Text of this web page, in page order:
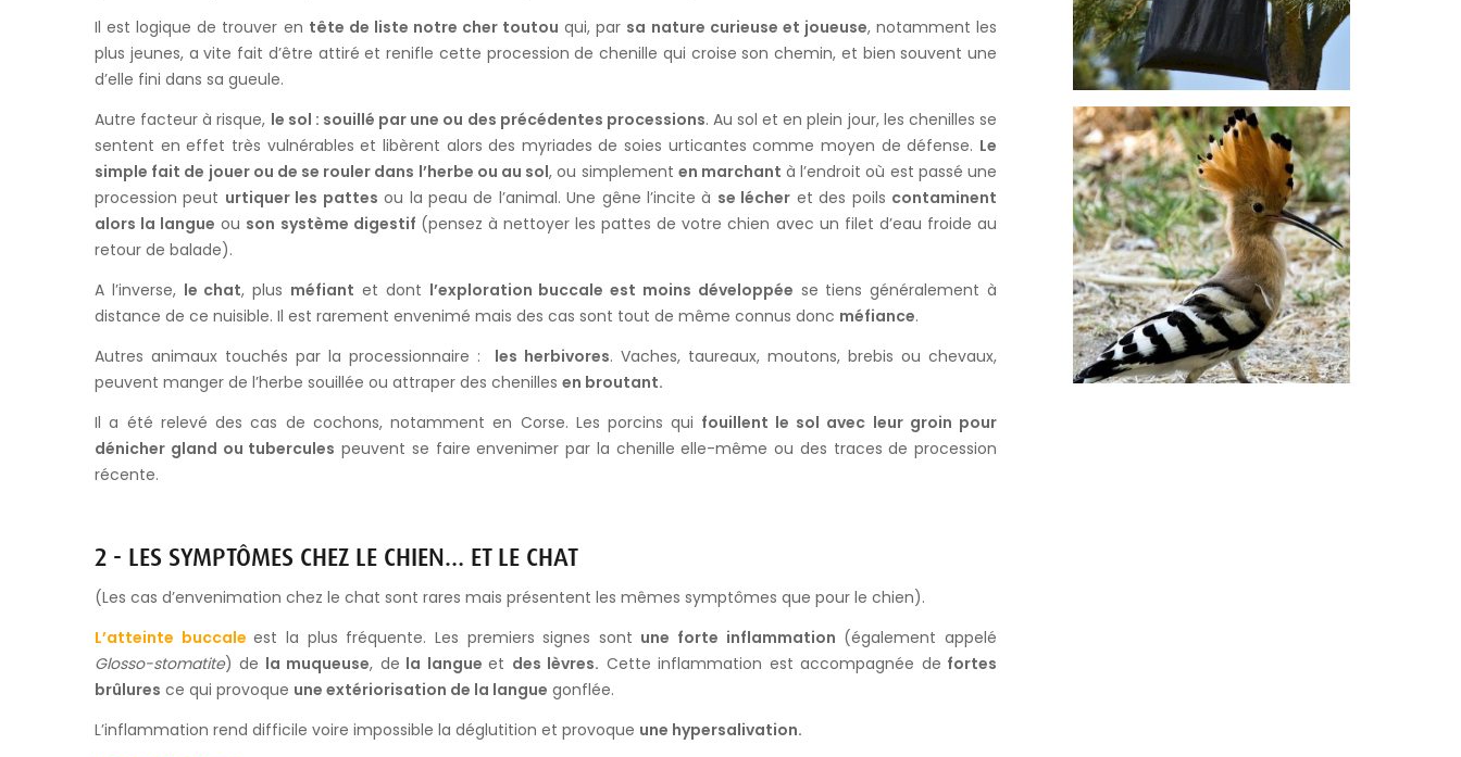
Il est logique de trouver en tête de liste notre cher toutou qui, par sa nature curieuse et joueuse, notamment les
plus jeunes, a vite fait d’être attiré et renifle cette procession de chenille qui croise son chemin, et bien souvent une
d’elle fini dans sa gueule.
Autre facteur à risque, le sol : souillé par une ou des précédentes processions. Au sol et en plein jour, les chenilles se
sentent en effet très vulnérables et libèrent alors des myriades de soies urticantes comme moyen de défense. Le
simple fait de jouer ou de se rouler dans l’herbe ou au sol, ou simplement en marchant à l’endroit où est passé une
procession peut urtiquer les pattes ou la peau de l’animal. Une gêne l’incite à se lécher et des poils contaminent
alors la langue ou son système digestif (pensez à nettoyer les pattes de votre chien avec un filet d’eau froide au
retour de balade).
A l’inverse, le chat, plus méfiant et dont l’exploration buccale est moins développée se tiens généralement à
distance de ce nuisible. Il est rarement envenimé mais des cas sont tout de même connus donc méfiance.
Autres animaux touchés par la processionnaire : les herbivores. Vaches, taureaux, moutons, brebis ou chevaux,
peuvent manger de l’herbe souillée ou attraper des chenilles en broutant.
Il a été relevé des cas de cochons, notamment en Corse. Les porcins qui fouillent le sol avec leur groin pour
dénicher gland ou tubercules peuvent se faire envenimer par la chenille elle-même ou des traces de procession
récente.
2 - LES SYMPTÔMES CHEZ LE CHIEN… ET LE CHAT
(Les cas d’envenimation chez le chat sont rares mais présentent les mêmes symptômes que pour le chien).
L’atteinte buccaleest la plus fréquente. Les premiers signes sont une forte inflammation (également appelé
Glosso-stomatite) de la muqueuse, de la langueet des lèvres. Cette inflammation est accompagnée de fortes
brûlures ce qui provoque une extériorisation de la langue gonflée.
L’inflammation rend difficile voire impossible la déglutition et provoque une hypersalivation.